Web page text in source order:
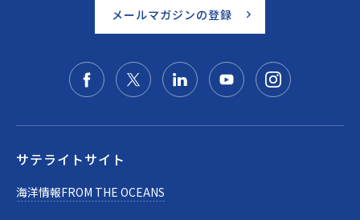
メールマガジンの登録
サテライトサイト
海洋情報FROM THE OCEANS